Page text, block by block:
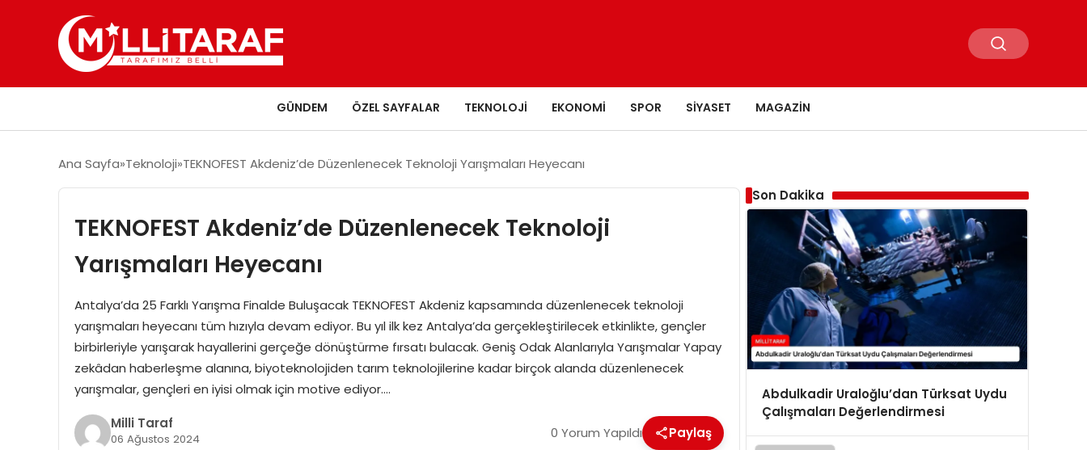
GÜNDEM ÖZEL SAYFALAR TEKNOLOJI EKONOMI SPOR SIYASET MAGAZIN
Ana Sayfa Teknoloji TEKNOFEST Akdeniz’de Düzenlenecek Teknoloji Yarışmaları Heyecanı
TEKNOFEST Akdeniz’de Düzenlenecek Teknoloji
Yarışmaları Heyecanı
Antalya’da 25 Farklı Yarışma Finalde Buluşacak TEKNOFEST Akdeniz kapsamında düzenlenecek teknoloji
yarışmaları heyecanı tüm hızıyla devam ediyor. Bu yıl ilk kez Antalya’da gerçekleştirilecek etkinlikte, gençler
birbirleriyle yarışarak hayallerini gerçeğe dönüştürme fırsatı bulacak. Geniş Odak Alanlarıyla Yarışmalar Yapay
zekâdan haberleşme alanına, biyoteknolojiden tarım teknolojilerine kadar birçok alanda düzenlenecek
yarışmalar, gençleri en iyisi olmak için motive ediyor….
Milli Taraf
06 Ağustos 2024 0 Yorum Yapıldı Paylaş
Son Dakika
Abdulkadir Uraloğlu’dan Türksat Uydu
Çalışmaları Değerlendirmesi